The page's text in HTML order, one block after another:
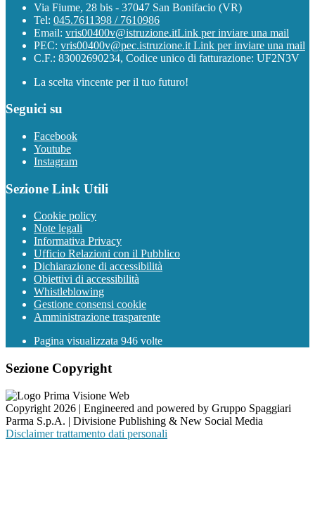
Via Fiume, 28 bis - 37047 San Bonifacio (VR)
Tel: 045.7611398 / 7610986
Email: vris00400v@istruzione.itLink per inviare una mail
PEC: vris00400v@pec.istruzione.it Link per inviare una mail
C.F.: 83002690234, Codice unico di fatturazione: UF2N3V
La scelta vincente per il tuo futuro!
Seguici su
Facebook
Youtube
Instagram
Sezione Link Utili
Cookie policy
Note legali
Informativa Privacy
Ufficio Relazioni con il Pubblico
Dichiarazione di accessibilità
Obiettivi di accessibilità
Whistleblowing
Gestione consensi cookie
Amministrazione trasparente
Pagina visualizzata 946 volte
Sezione Copyright
Copyright 2026 | Engineered and powered by Gruppo Spaggiari
Parma S.p.A. | Divisione Publishing & New Social Media
Disclaimer trattamento dati personali